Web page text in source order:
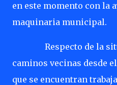
en este momento con la
maquinaria municipal.
Respecto de la
caminos vecinas desde
que se encuentran